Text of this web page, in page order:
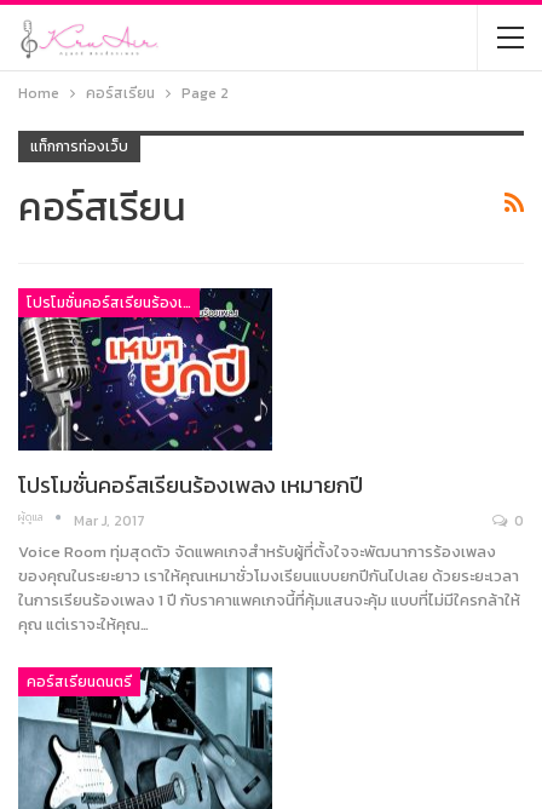
Home คอร์สเรียน Page 2
แท็กการท่องเว็บ
คอร์สเรียน
โปรโมชั่นคอร์สเรียนร้องเพลง
โปรโมชั่นคอร์สเรียนร้องเพลง เหมายกปี
ผู้ดูแล Mar J, 2017 0
Voice Room ทุ่มสุดตัว จัดแพคเกจสำหรับผู้ที่ตั้งใจจะพัฒนาการร้องเพลง
ของคุณในระยะยาว เราให้คุณเหมาชั่วโมงเรียนแบบยกปีกันไปเลย ด้วยระยะเวลา
ในการเรียนร้องเพลง 1 ปี กับราคาแพคเกจนี้ที่คุ้มแสนจะคุ้ม แบบที่ไม่มีใครกล้าให้
คุณ แต่เราจะให้คุณ…
คอร์สเรียนดนตรี